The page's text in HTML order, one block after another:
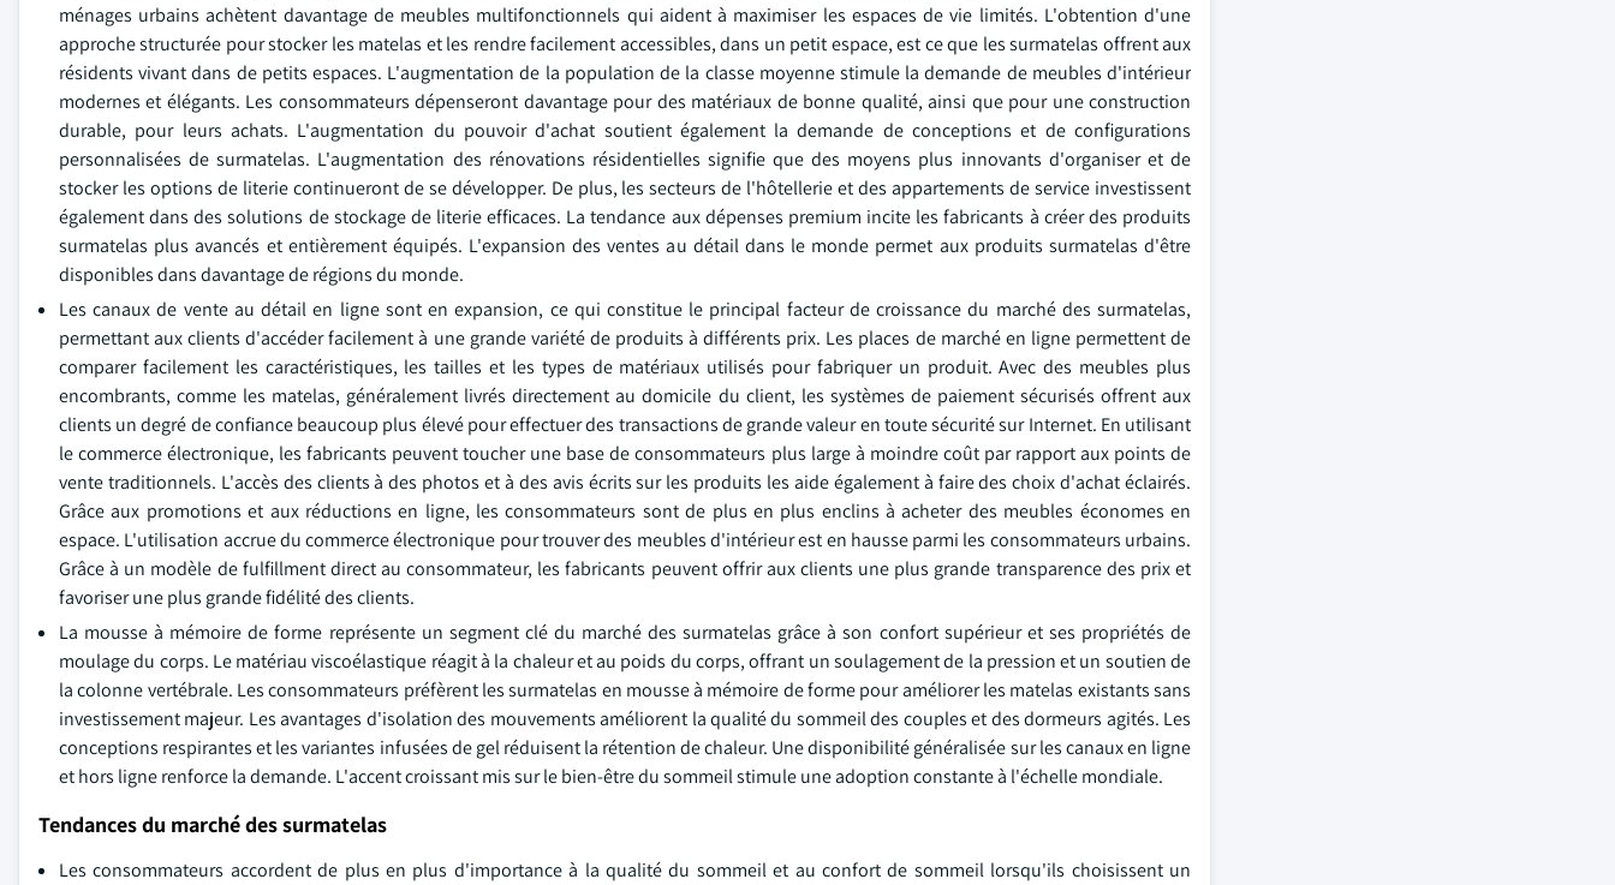
ménages urbains achètent davantage de meubles multifonctionnels qui aident à maximiser les espaces de vie limités. L'obtention d'une
approche structurée pour stocker les matelas et les rendre facilement accessibles, dans un petit espace, est ce que les surmatelas offrent aux
résidents vivant dans de petits espaces. L'augmentation de la population de la classe moyenne stimule la demande de meubles d'intérieur
modernes et élégants. Les consommateurs dépenseront davantage pour des matériaux de bonne qualité, ainsi que pour une construction
durable, pour leurs achats. L'augmentation du pouvoir d'achat soutient également la demande de conceptions et de configurations
personnalisées de surmatelas. L'augmentation des rénovations résidentielles signifie que des moyens plus innovants d'organiser et de
stocker les options de literie continueront de se développer. De plus, les secteurs de l'hôtellerie et des appartements de service investissent
également dans des solutions de stockage de literie efficaces. La tendance aux dépenses premium incite les fabricants à créer des produits
surmatelas plus avancés et entièrement équipés. L'expansion des ventes au détail dans le monde permet aux produits surmatelas d'être
disponibles dans davantage de régions du monde.
Les canaux de vente au détail en ligne sont en expansion, ce qui constitue le principal facteur de croissance du marché des surmatelas,
permettant aux clients d'accéder facilement à une grande variété de produits à différents prix. Les places de marché en ligne permettent de
comparer facilement les caractéristiques, les tailles et les types de matériaux utilisés pour fabriquer un produit. Avec des meubles plus
encombrants, comme les matelas, généralement livrés directement au domicile du client, les systèmes de paiement sécurisés offrent aux
clients un degré de confiance beaucoup plus élevé pour effectuer des transactions de grande valeur en toute sécurité sur Internet. En utilisant
le commerce électronique, les fabricants peuvent toucher une base de consommateurs plus large à moindre coût par rapport aux points de
vente traditionnels. L'accès des clients à des photos et à des avis écrits sur les produits les aide également à faire des choix d'achat éclairés.
Grâce aux promotions et aux réductions en ligne, les consommateurs sont de plus en plus enclins à acheter des meubles économes en
espace. L'utilisation accrue du commerce électronique pour trouver des meubles d'intérieur est en hausse parmi les consommateurs urbains.
Grâce à un modèle de fulfillment direct au consommateur, les fabricants peuvent offrir aux clients une plus grande transparence des prix et
favoriser une plus grande fidélité des clients.
La mousse à mémoire de forme représente un segment clé du marché des surmatelas grâce à son confort supérieur et ses propriétés de
moulage du corps. Le matériau viscoélastique réagit à la chaleur et au poids du corps, offrant un soulagement de la pression et un soutien de
la colonne vertébrale. Les consommateurs préfèrent les surmatelas en mousse à mémoire de forme pour améliorer les matelas existants sans
investissement majeur. Les avantages d'isolation des mouvements améliorent la qualité du sommeil des couples et des dormeurs agités. Les
conceptions respirantes et les variantes infusées de gel réduisent la rétention de chaleur. Une disponibilité généralisée sur les canaux en ligne
et hors ligne renforce la demande. L'accent croissant mis sur le bien-être du sommeil stimule une adoption constante à l'échelle mondiale.
Tendances du marché des surmatelas
Les consommateurs accordent de plus en plus d'importance à la qualité du sommeil et au confort de sommeil lorsqu'ils choisissent un